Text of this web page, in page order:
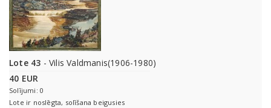
Lote 43 - Vilis Valdmanis(1906-1980)
40 EUR
Solījumi: 0
Lote ir noslēgta, solīšana beigusies